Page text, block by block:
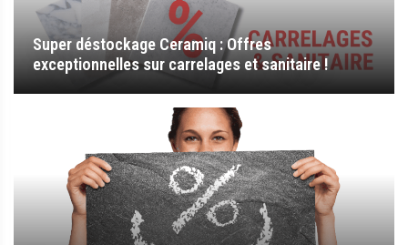
Super déstockage Ceramiq : Offres
exceptionnelles sur carrelages et sanitaire !